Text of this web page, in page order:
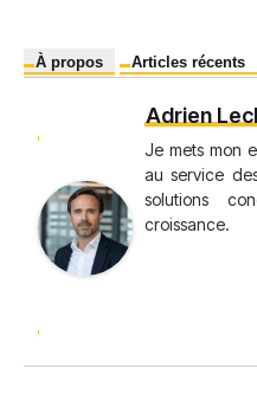
À propos Articles récents
Adrien
Je mets mon
au service
solutions
croissance.